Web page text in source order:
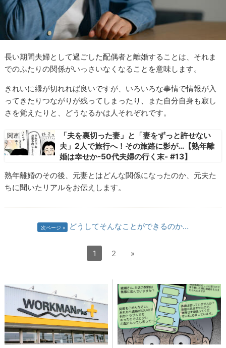
長い期間夫婦として過ごした配偶者と離婚することは、それま
でのふたりの関係がいっさいなくなることを意味します。
きれいに縁が切れれば良いですが、いろいろな事情で情報が入
ってきたりつながりが残ってしまったり、また自分自身も寂し
さを覚えたりと、どうなるかは人それぞれです。
「夫を裏切った妻」と「妻をずっと許せない
夫」2人で旅行へ！その旅路に影が…【熟年離
婚は幸せか-50代夫婦の行く末- #13】
熟年離婚のその後、元妻とはどんな関係になったのか、元夫た
ちに聞いたリアルをお伝えします。
次ページ どうしてそんなことができるのか…
1 2 »